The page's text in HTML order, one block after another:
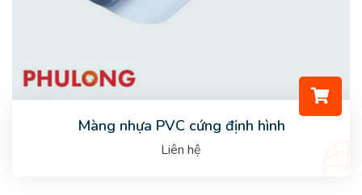
Màng nhựa PVC cứng định hình
Liên hệ